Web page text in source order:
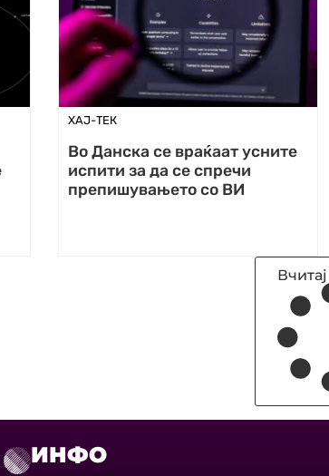
ХАЈ-ТЕК
Во Данска се враќаат усните
испити за да се спречи
препишувањето со ВИ
ИНФО